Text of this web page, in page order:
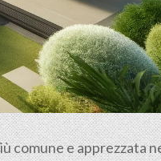
comune e apprezzata